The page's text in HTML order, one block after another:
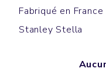
Fabriqué en France
Stanley Stella